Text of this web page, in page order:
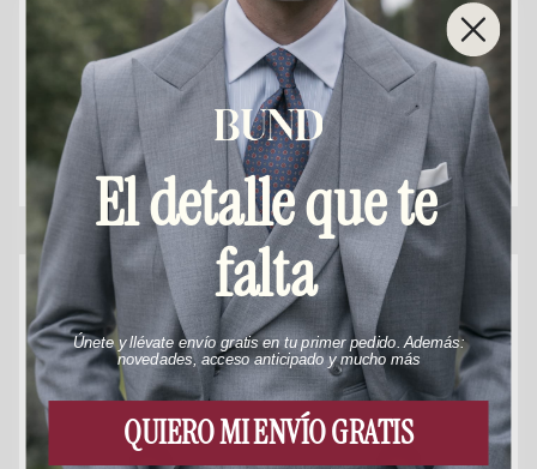
Green Chinos Pants
€159,00
Camel Chinos Pants
€159,00
Productos relacionados
El detalle que te
falta
Únete y llévate envío gratis en tu primer pedido. Además:
novedades, acceso anticipado y mucho más
QUIERO MI ENVÍO GRATIS